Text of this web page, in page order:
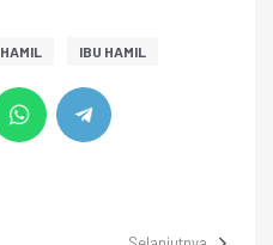
HAMIL IBU HAMIL